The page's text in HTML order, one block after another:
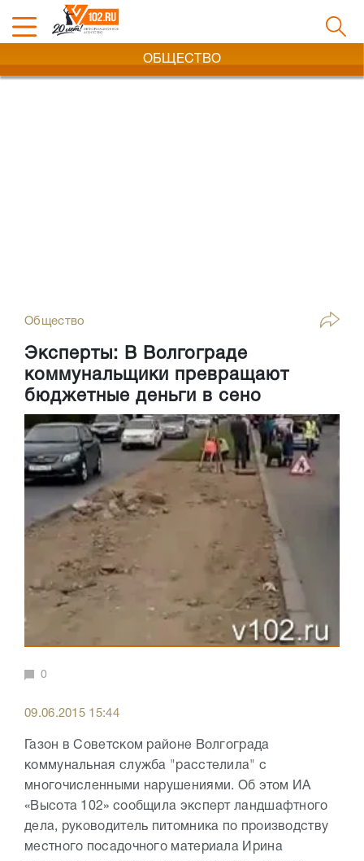
ОБЩЕСТВО
Общество
Эксперты: В Волгограде
коммунальщики превращают
бюджетные деньги в сено
0
09.06.2015 15:44
Газон в Советском районе Волгограда
коммунальная служба "расстелила" с
многочисленными нарушениями. Об этом ИА
«Высота 102» сообщила эксперт ландшафтного
дела, руководитель питомника по производству
местного посадочного материала Ирина